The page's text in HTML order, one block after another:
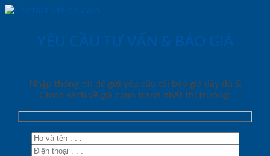
YÊU CẦU TƯ VẤN & BÁO GIÁ
Nhập thông tin để gửi yêu cầu tải báo giá đầy đủ &
Chính sách về giá cạnh tranh nhất thị trường!